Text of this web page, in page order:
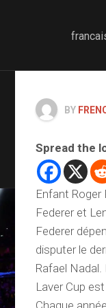
BY
Spread the
Enfant Roger
Federer et
Federer
disputer le
Rafael
Laver Cup
Chaque